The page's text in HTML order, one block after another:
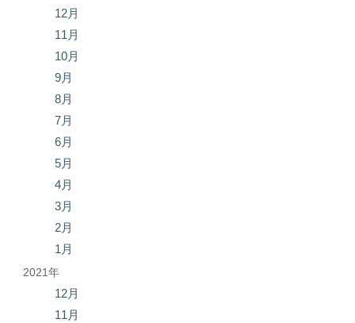
12月
11月
10月
9月
8月
7月
6月
5月
4月
3月
2月
1月
2021年
12月
11月